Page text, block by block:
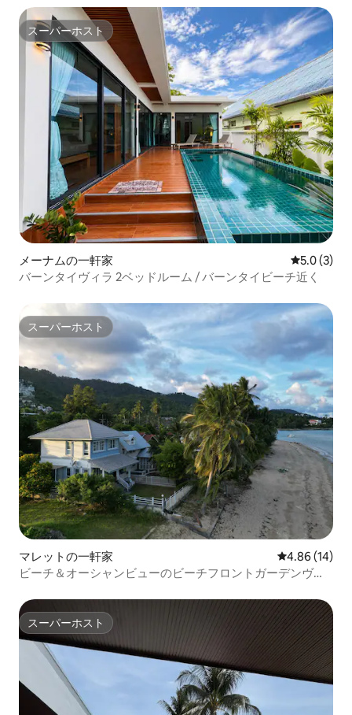
スーパーホスト
スーパーホスト
メーナムの一軒家 レビュー3
5.0 (3)
バーンタイヴィラ 2ベッドルーム / バーンタイビーチ近く
スーパーホスト
スーパーホスト
マレットの一軒家 レビュー14
4.86 (14)
ビーチ＆オーシャンビューのビーチフロントガーデンヴィ
スーパーホスト
スーパーホスト